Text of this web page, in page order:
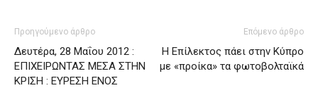
Προηγούμενο άρθρο
Δευτέρα, 28 Μαΐου 2012 :
ΕΠΙΧΕΙΡΩΝΤΑΣ ΜΕΣΑ ΣΤΗΝ
ΚΡΙΣΗ : ΕΥΡΕΣΗ ΕΝΟΣ
Επόμενο άρθρο
Η Επίλεκτος πάει στην Κύπρο
με «προίκα» τα φωτοβολταϊκά